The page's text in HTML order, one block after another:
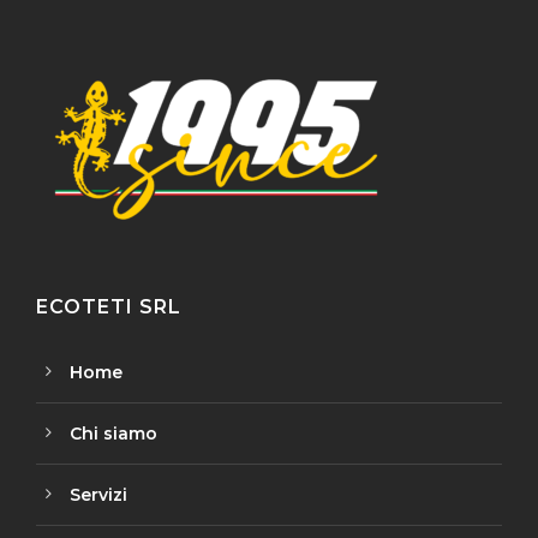
ECOTETI SRL
Home
Chi siamo
Servizi